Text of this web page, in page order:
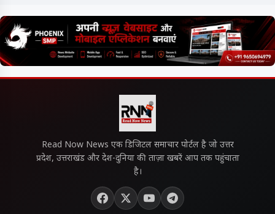
Read Now News एक डिजिटल समाचार पोर्टल है जो उत्तर
प्रदेश, उत्तराखंड और देश-दुनिया की ताज़ा खबरें आप तक पहुंचाता
है।